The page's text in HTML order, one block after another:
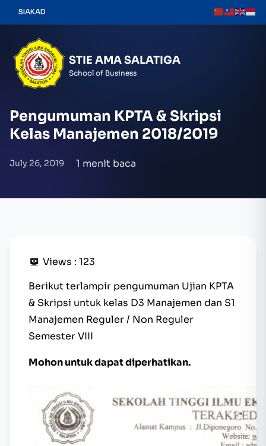
SIAKAD
STIE AMA SALATIGA
School of Business
Pengumuman KPTA & Skripsi
Kelas Manajemen 2018/2019
July 26, 2019 1 menit baca
Views : 123
Berikut terlampir pengumuman Ujian KPTA
& Skripsi untuk kelas D3 Manajemen dan S1
Manajemen Reguler / Non Reguler
Semester VIII
Mohon untuk dapat diperhatikan.